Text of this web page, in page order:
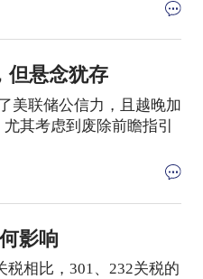
但悬念犹存
美联储公信力，且越晚加
其考虑到废除前瞻指引
影响
税相比，301、232关税的